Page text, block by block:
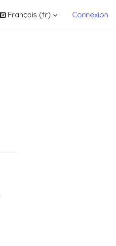
Français ‎(fr)‎ Connexion